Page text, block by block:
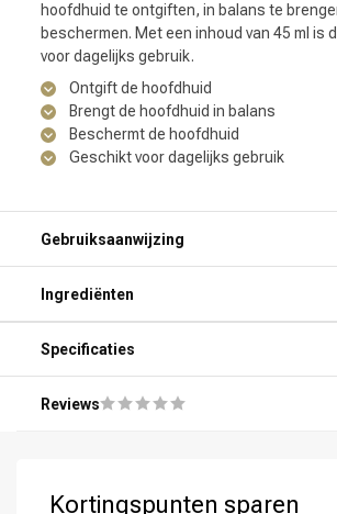
hoofdhuid te ontgiften, in balans te
beschermen. Met een inhoud van 45 ml is
voor dagelijks gebruik.
Ontgift de hoofdhuid
Brengt de hoofdhuid in balans
Beschermt de hoofdhuid
Geschikt voor dagelijks gebruik
Gebruiksaanwijzing
Ingrediënten
Specificaties
Reviews
Kortingspunten sparen